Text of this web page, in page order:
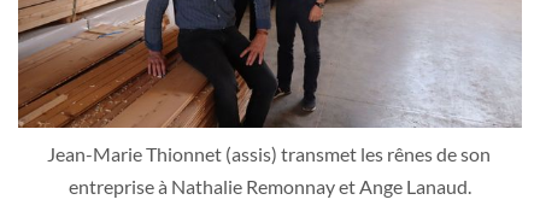
Jean-Marie Thionnet (assis) transmet les rênes de son
entreprise à Nathalie Remonnay et Ange Lanaud.